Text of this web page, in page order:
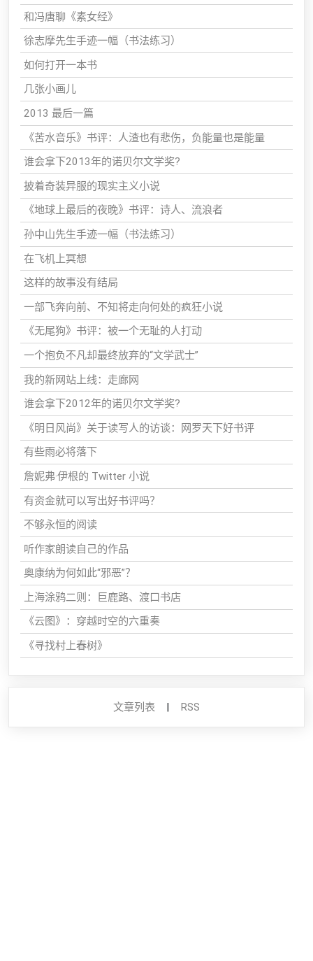
和冯唐聊《素女经》
徐志摩先生手迹一幅（书法练习）
如何打开一本书
几张小画儿
2013 最后一篇
《苦水音乐》书评：人渣也有悲伤，负能量也是能量
谁会拿下2013年的诺贝尔文学奖?
披着奇装异服的现实主义小说
《地球上最后的夜晚》书评：诗人、流浪者
孙中山先生手迹一幅（书法练习）
在飞机上冥想
这样的故事没有结局
一部飞奔向前、不知将走向何处的疯狂小说
《无尾狗》书评：被一个无耻的人打动
一个抱负不凡却最终放弃的“文学武士”
我的新网站上线：走廊网
谁会拿下2012年的诺贝尔文学奖?
《明日风尚》关于读写人的访谈：网罗天下好书评
有些雨必将落下
詹妮弗·伊根的 Twitter 小说
有资金就可以写出好书评吗？
不够永恒的阅读
听作家朗读自己的作品
奥康纳为何如此“邪恶”？
上海涂鸦二则：巨鹿路、渡口书店
《云图》：穿越时空的六重奏
《寻找村上春树》
文章列表 | RSS